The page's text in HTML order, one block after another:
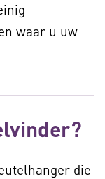
waar u uw
die